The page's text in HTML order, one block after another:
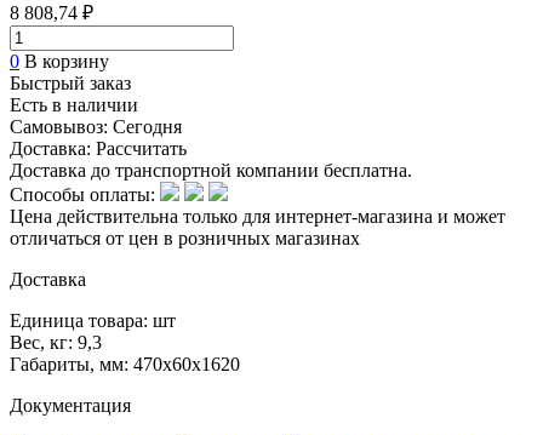
8 808,74 ₽
0 В корзину
Быстрый заказ
Есть в наличии
Самовывоз: Сегодня
Доставка: Рассчитать
Доставка до транспортной компании бесплатна.
Способы оплаты:
Цена действительна только для интернет-магазина и может
отличаться от цен в розничных магазинах
Доставка
Единица товара: шт
Вес, кг: 9,3
Габариты, мм: 470х60х1620
Документация